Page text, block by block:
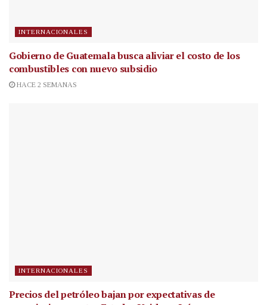
INTERNACIONALES
Gobierno de Guatemala busca aliviar el costo de los
combustibles con nuevo subsidio
HACE 2 SEMANAS
INTERNACIONALES
Precios del petróleo bajan por expectativas de